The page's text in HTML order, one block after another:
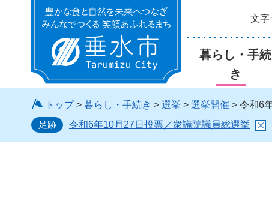
垂水市 文字
暮らし・手続
き
トップ> 暮らし・手続き > 選挙 > 選挙開催 > 令和6
足跡
令和6年10月27日投票／衆議院議員総選挙